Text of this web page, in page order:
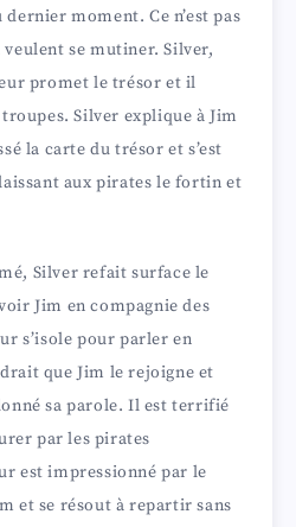
dernier moment. Ce n’est pas
se mutiner. Silver,
promet le trésor et il
Silver explique à Jim
la carte du trésor et s’est
aux pirates le fortin et
Silver refait surface le
Jim en compagnie des
s’isole pour parler en
que Jim le rejoigne et
sa parole. Il est terrifié
par les pirates
est impressionné par le
et se résout à repartir sans